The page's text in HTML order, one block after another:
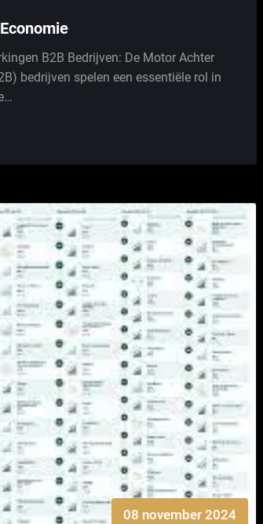
B2B Bedrijven: De Motor Achter
bedrijven spelen een essentiële rol in
08 november 2024